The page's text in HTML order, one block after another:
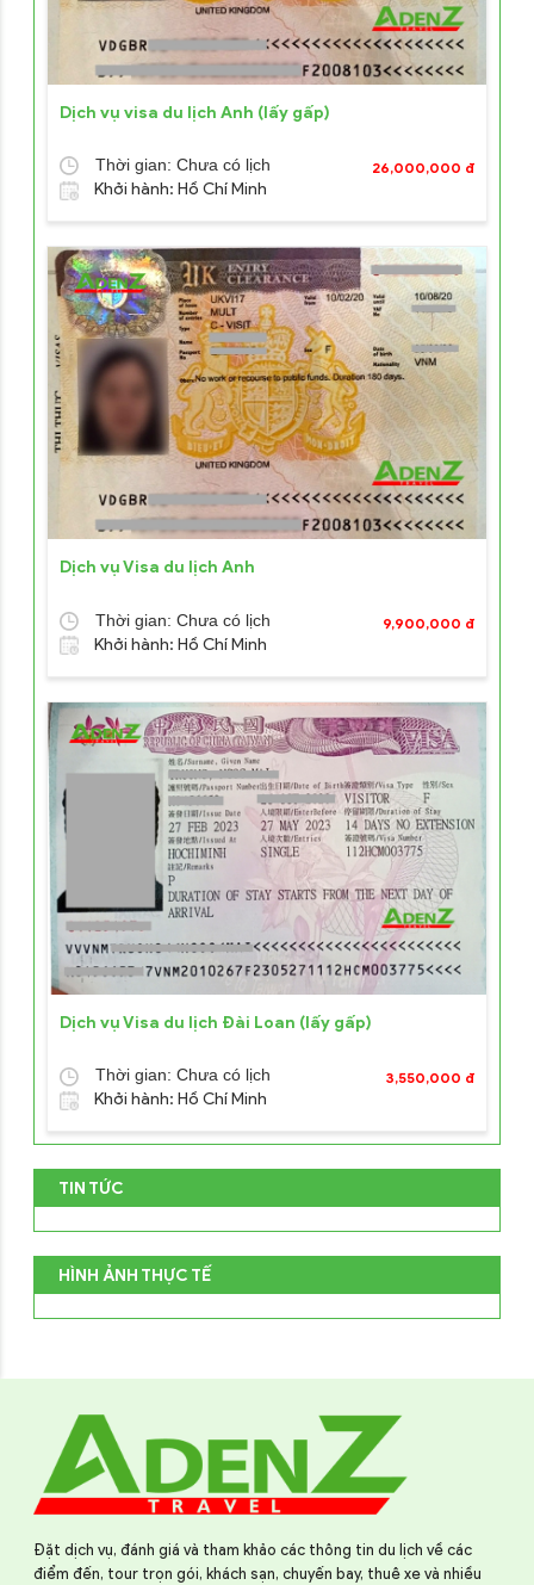
Dịch vụ visa du lịch Anh (lấy gấp)
Thời gian: Chưa có lịch
Khởi hành: Hồ Chí Minh
26,000,000 đ
Dịch vụ Visa du lịch Anh
Thời gian: Chưa có lịch
Khởi hành: Hồ Chí Minh
9,900,000 đ
Dịch vụ Visa du lịch Đài Loan (lấy gấp)
Thời gian: Chưa có lịch
Khởi hành: Hồ Chí Minh
3,550,000 đ
TIN TỨC
HÌNH ẢNH THỰC TẾ
Đặt dịch vụ, đánh giá và tham khảo các thông tin du lịch về các
điểm đến, tour trọn gói, khách sạn, chuyến bay, thuê xe và nhiều